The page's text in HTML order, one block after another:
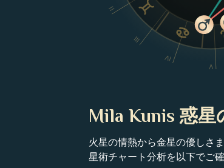
II
III
IV
V
Mila Kunis 惑星
火星の情熱から金星の優しさ
星術チャート分析を以下でご